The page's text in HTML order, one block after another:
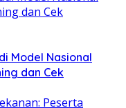
Model Nasional
dan Cek